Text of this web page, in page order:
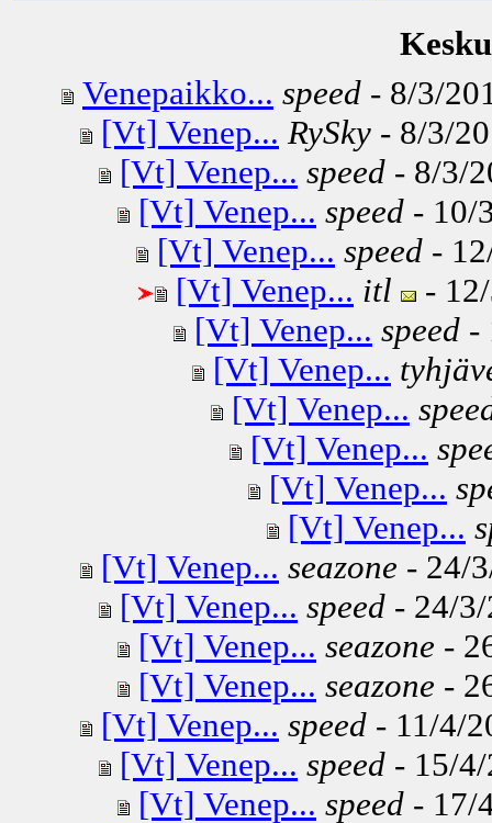
Venepaikko... speed - 8/3/
[Vt] Venep... RySky - 8/3/
[Vt] Venep... speed - 8/3/
[Vt] Venep... speed - 10/
[Vt] Venep... speed -
[Vt] Venep... itl
-
[Vt] Venep... speed -
[Vt] Venep...
[Vt] Venep...
[Vt] Venep...
[Vt] Venep...
[Vt] Venep...
[Vt] Venep... seazone - 24/
[Vt] Venep... speed - 24/
[Vt] Venep... seazone -
[Vt] Venep... seazone -
[Vt] Venep... speed - 11/4/
[Vt] Venep... speed - 15/
[Vt] Venep... speed - 17/